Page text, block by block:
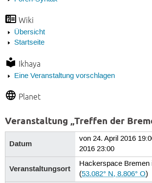
Wiki
Übersicht
Startseite
Ikhaya
Eine Veranstaltung vorschlagen
Planet
Veranstaltung „Treffen der
Datum
von 24. April 2016
2016 23:00
Veranstaltungsort
Hackerspace Bremen
(53.082° N, 8.806° O)